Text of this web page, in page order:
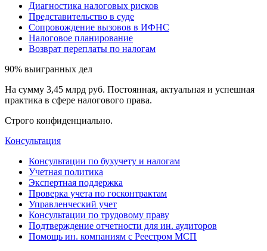
Диагностика налоговых рисков
Представительство в суде
Сопровождение вызовов в ИФНС
Налоговое планирование
Возврат переплаты по налогам
90% выигранных дел
На сумму 3,45 млрд руб. Постоянная, актуальная и успешная
практика в сфере налогового права.
Строго конфиденциально.
Консультация
Консультации по бухучету и налогам
Учетная политика
Экспертная поддержка
Проверка учета по госконтрактам
Управленческий учет
Консультации по трудовому праву
Подтверждение отчетности для ин. аудиторов
Помощь ин. компаниям с Реестром МСП